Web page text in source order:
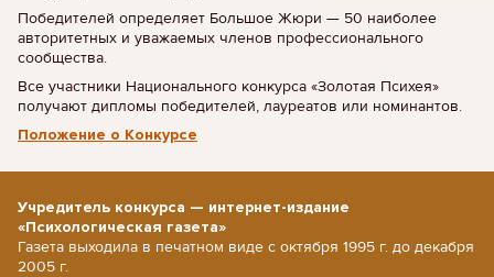
Победителей определяет Большое Жюри — 50 наиболее
авторитетных и уважаемых членов профессионального
сообщества.
Все участники Национального конкурса «Золотая Психея»
получают дипломы победителей, лауреатов или номинантов.
Положение о Конкурсе
Учредитель конкурса — интернет-издание
«Психологическая газета»
Газета выходила в печатном виде с октября 1995 г. до декабря
2005 г.